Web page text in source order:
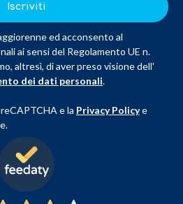
Iscriviti
ed acconsento al
ai sensi del Regolamento UE n.
altresì, di aver preso visione dell'
dei dati personali.
e la Privacy Policye